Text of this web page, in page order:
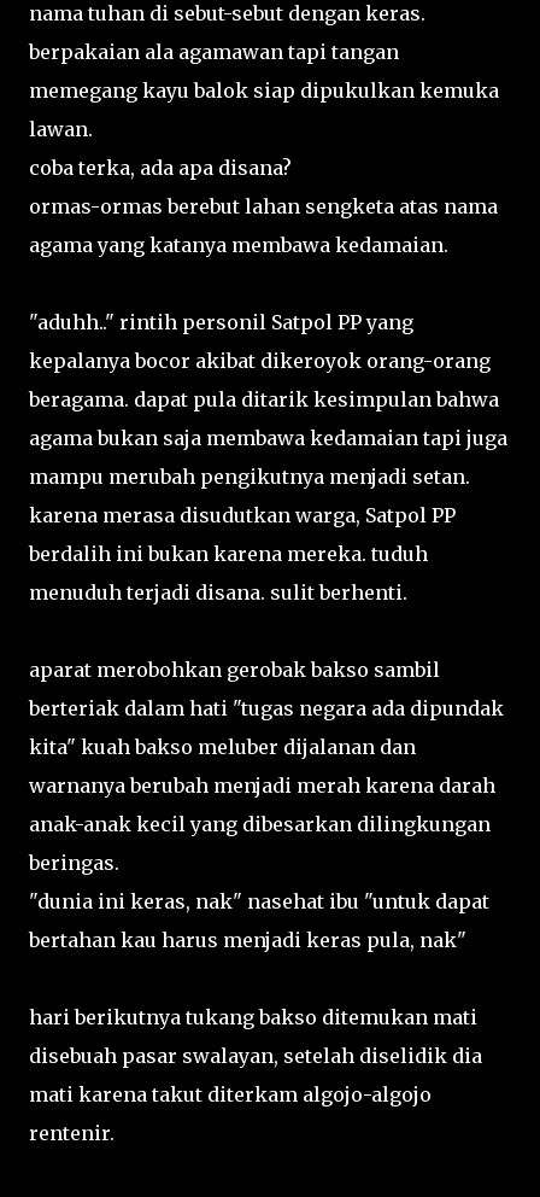
nama tuhan di sebut-sebut dengan keras.
berpakaian ala agamawan tapi tangan
memegang kayu balok siap dipukulkan kemuka
lawan.
coba terka, ada apa disana?
ormas-ormas berebut lahan sengketa atas nama
agama yang katanya membawa kedamaian.
"aduhh.." rintih personil Satpol PP yang
kepalanya bocor akibat dikeroyok orang-orang
beragama. dapat pula ditarik kesimpulan bahwa
agama bukan saja membawa kedamaian tapi juga
mampu merubah pengikutnya menjadi setan.
karena merasa disudutkan warga, Satpol PP
berdalih ini bukan karena mereka. tuduh
menuduh terjadi disana. sulit berhenti.
aparat merobohkan gerobak bakso sambil
berteriak dalam hati "tugas negara ada dipundak
kita" kuah bakso meluber dijalanan dan
warnanya berubah menjadi merah karena darah
anak-anak kecil yang dibesarkan dilingkungan
beringas.
"dunia ini keras, nak" nasehat ibu "untuk dapat
bertahan kau harus menjadi keras pula, nak"
hari berikutnya tukang bakso ditemukan mati
disebuah pasar swalayan, setelah diselidik dia
mati karena takut diterkam algojo-algojo
rentenir.